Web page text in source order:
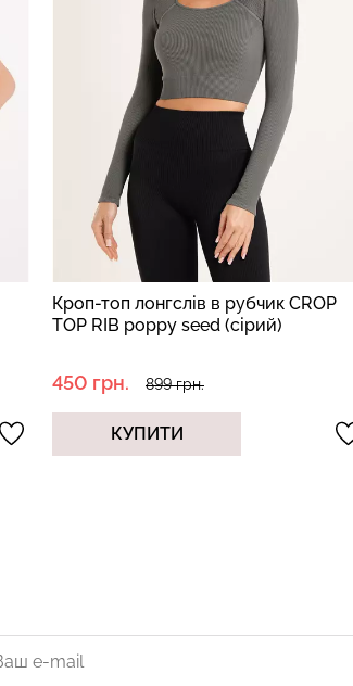
Футболка з асиметричним вирізом в
рубчик RIB 4811/010 light beige
270 грн. 899 грн.
КУПИТИ